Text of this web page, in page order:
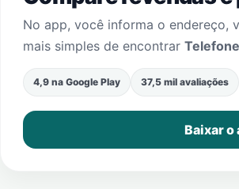
No app, você informa o endereço,
mais simples de encontrar
4,9 na Google Play 37,5 mil avaliações
Baixar